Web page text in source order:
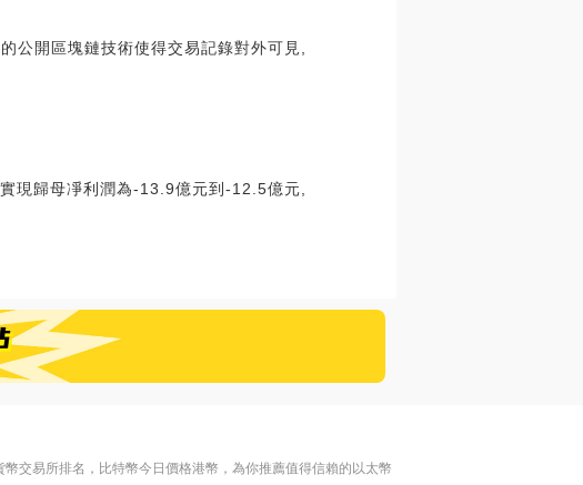
公開區塊鏈技術使得交易記錄對外可見,
現歸母凈利潤為-13.9億元到-12.5億元,
交易所排名，比特幣今日價格港幣，為你推薦值得信賴的以太幣